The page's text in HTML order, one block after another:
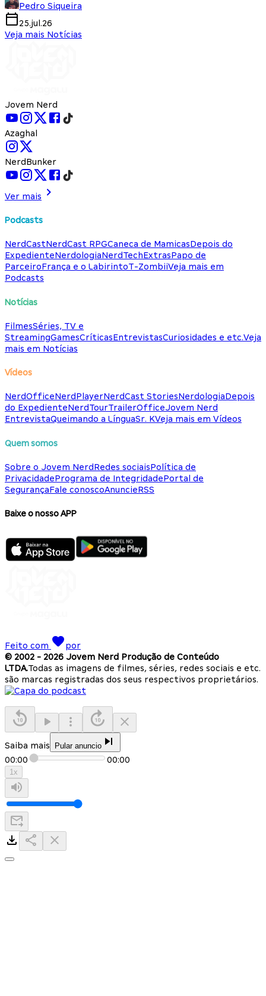
Pedro Siqueira
25.jul.26
Veja mais Notícias
Jovem Nerd
Azaghal
NerdBunker
Ver mais
Podcasts
NerdCastNerdCast RPGCaneca de MamicasDepois do
ExpedienteNerdologiaNerdTechExtrasPapo de
ParceiroFrança e o LabirintoT-ZombiiVeja mais em
Podcasts
Notícias
FilmesSéries, TV e
StreamingGamesCríticasEntrevistasCuriosidades e etc.Veja
mais em Notícias
Vídeos
NerdOfficeNerdPlayerNerdCast StoriesNerdologiaDepois
do ExpedienteNerdTourTrailerOfficeJovem Nerd
EntrevistaQueimando a LínguaSr. KVeja mais em Vídeos
Quem somos
Sobre o Jovem NerdRedes sociaisPolítica de
PrivacidadePrograma de IntegridadePortal de
SegurançaFale conoscoAnuncieRSS
Baixe o nosso APP
Feito com
por
© 2002 - 2026 Jovem Nerd Produção de Conteúdo
LTDA.Todas as imagens de filmes, séries, redes sociais e etc.
são marcas registradas dos seus respectivos proprietários.
Saiba mais Pular anuncio
00:00 00:00
1x